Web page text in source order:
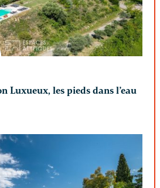
Luxueux, les pieds dans l’eau